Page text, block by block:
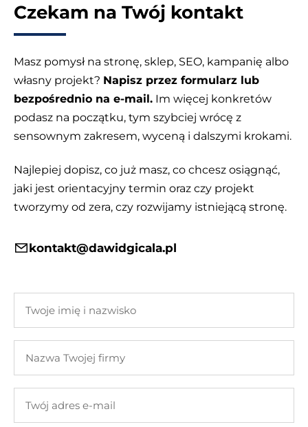
Czekam na Twój kontakt
Masz pomysł na stronę, sklep, SEO, kampanię albo
własny projekt? Napisz przez formularz lub
bezpośrednio na e-mail. Im więcej konkretów
podasz na początku, tym szybciej wrócę z
sensownym zakresem, wyceną i dalszymi krokami.
Najlepiej dopisz, co już masz, co chcesz osiągnąć,
jaki jest orientacyjny termin oraz czy projekt
tworzymy od zera, czy rozwijamy istniejącą stronę.
kontakt@dawidgicala.pl
imię
nazwisko
Twojej
adres